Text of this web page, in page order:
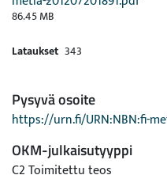
86.45 MB
Lataukset 343
Pysyvä osoite
https://urn.fi/URN:NBN:fi-
OKM-julkaisutyyppi